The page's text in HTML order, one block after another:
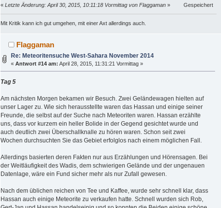
« Letzte Änderung: April 30, 2015, 10:11:18 Vormittag von Flaggaman » Gespeichert
Mit Kritik kann ich gut umgehen, mit einer Axt allerdings auch.
Flaggaman
Re: Meteoritensuche West-Sahara November 2014
«Antwort #14 am: April 28, 2015, 11:31:21 Vormittag »
Tag 5
Am nächsten Morgen bekamen wir Besuch. Zwei Geländewagen hielten auf
unser Lager zu. Wie sich herausstellte waren das Hassan und einige seiner
Freunde, die selbst auf der Suche nach Meteoriten waren. Hassan erzählte
uns, dass vor kurzem ein heller Bolide in der Gegend gesichtet wurde und
auch deutlich zwei Überschallknalle zu hören waren. Schon seit zwei
Wochen durchsuchten Sie das Gebiet erfolglos nach einem möglichen Fall.
Allerdings basierten deren Fakten nur aus Erzählungen und Hörensagen. Bei
der Weitläufigkeit des Wadis, dem schwierigen Gelände und der ungenauen
Datenlage, wäre ein Fund sicher mehr als nur Zufall gewesen.
Nach dem üblichen reichen von Tee und Kaffee, wurde sehr schnell klar, dass
Hassan auch einige Meteorite zu verkaufen hatte. Schnell wurden sich Rob,